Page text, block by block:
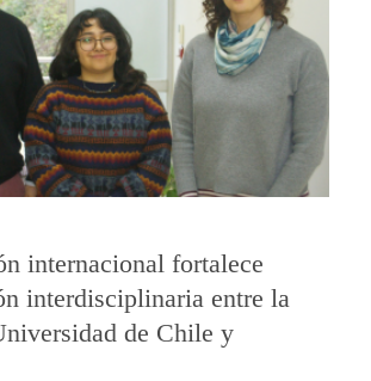
internacional fortalece
interdisciplinaria entre la
de Chile y